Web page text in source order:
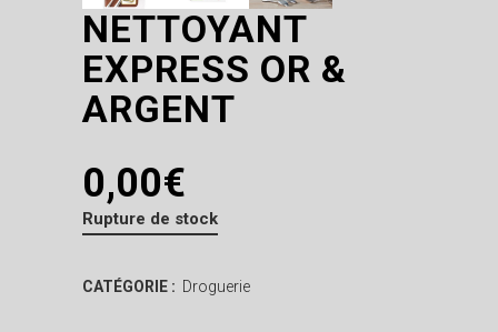
NETTOYANT
EXPRESS OR &
ARGENT
0,00€
Rupture de stock
CATÉGORIE : Droguerie